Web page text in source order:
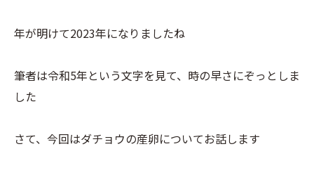
年が明けて2023年になりましたね
筆者は令和5年という文字を見て、時の早さにぞっとしま
した
さて、今回はダチョウの産卵についてお話します